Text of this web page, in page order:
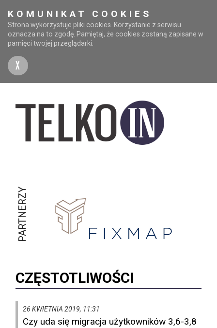
KOMUNIKAT COOKIES
Strona wykorzystuje pliki cookies. Korzystanie z serwisu
oznacza na to zgodę. Pamiętaj, że cookies zostaną zapisane w
pamięci twojej przeglądarki.
X
PARTNERZY
CZĘSTOTLIWOŚCI
26 KWIETNIA 2019, 11:31
Czy uda się migracja użytkowników 3,6-3,8